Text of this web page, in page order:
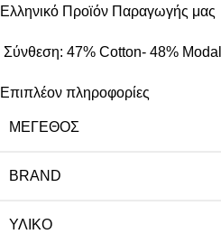
Ελληνικό Προϊόν Παραγωγής μας
Σύνθεση: 47% Cotton- 48%
Επιπλέον πληροφορίες
ΜΈΓΕΘΟΣ
BRAND
ΥΛΙΚΌ